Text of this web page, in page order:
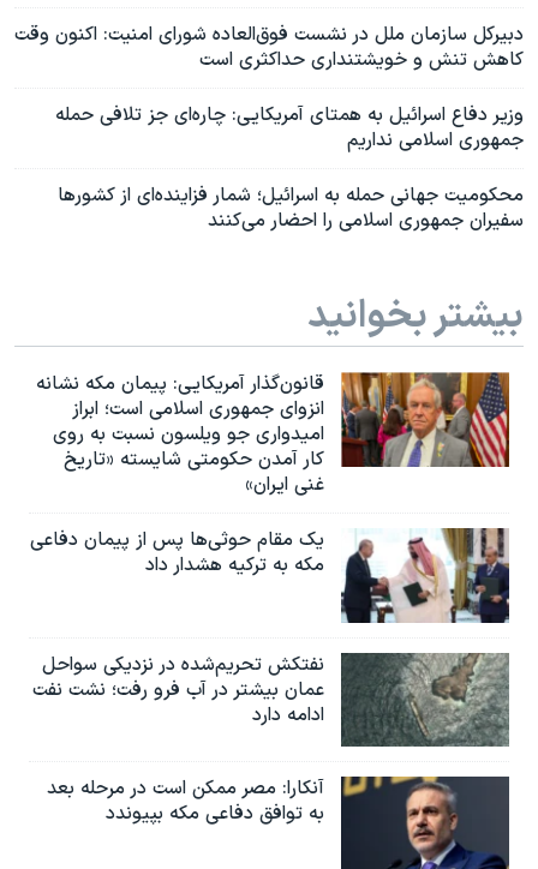
دبیرکل سازمان ملل در نشست فوق‌العاده شورای امنیت: اکنون وقت
کاهش تنش و خویشتنداری حداکثری است
وزیر دفاع اسرائیل به همتای آمریکایی: چاره‌ای جز تلافی حمله
جمهوری اسلامی نداریم
محکومیت جهانی حمله به اسرائیل؛ شمار فزاینده‌ای از کشورها
سفیران جمهوری اسلامی را احضار می‌کنند
بیشتر بخوانید
قانون‌گذار آمریکایی: پیمان مکه نشانه
انزوای جمهوری اسلامی است؛ ابراز
امیدواری جو ویلسون نسبت به روی
کار آمدن حکومتی شایسته «تاریخ
غنی ایران»
یک مقام حوثی‌ها پس از پیمان دفاعی
مکه به ترکیه هشدار داد
نفتکش تحریم‌شده در نزدیکی سواحل
عمان بیشتر در آب فرو رفت؛ نشت نفت
ادامه دارد
آنکارا: مصر ممکن است در مرحله بعد
به توافق دفاعی مکه بپیوندد